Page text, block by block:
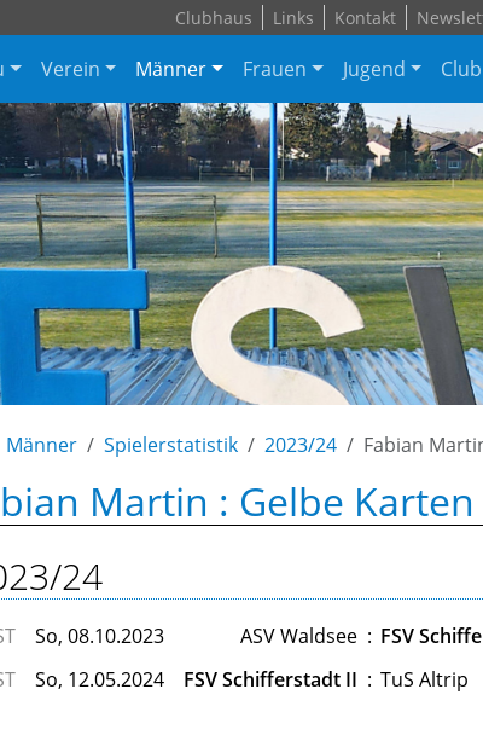
Clubhaus Links Kontakt
Verein Männer Frauen Jugend
Männer Spielerstatistik 2023/24 Fabian
Martin : Gelbe
24
So, 08.10.2023 ASV Waldsee : FSV
So, 12.05.2024 FSV Schifferstadt II : TuS Altrip